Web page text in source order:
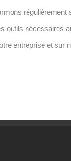
régulièrement
outils nécessaires
entreprise et sur